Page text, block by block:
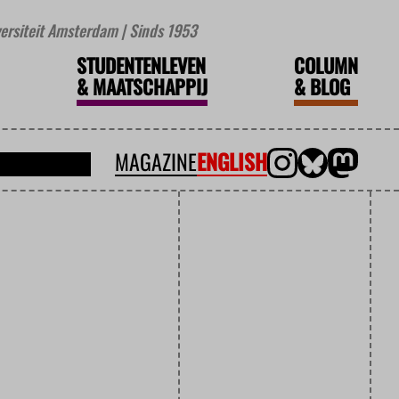
Amsterdam | Sinds 1953
STUDENTENLEVEN
&MAATSCHAPPIJ
COLUMN
&BLOG
MAGAZINEENGLISH